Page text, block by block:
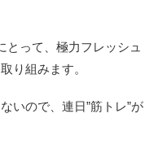
とって、極力フレッシュ
り組みます。
いので、連日”筋トレ”が